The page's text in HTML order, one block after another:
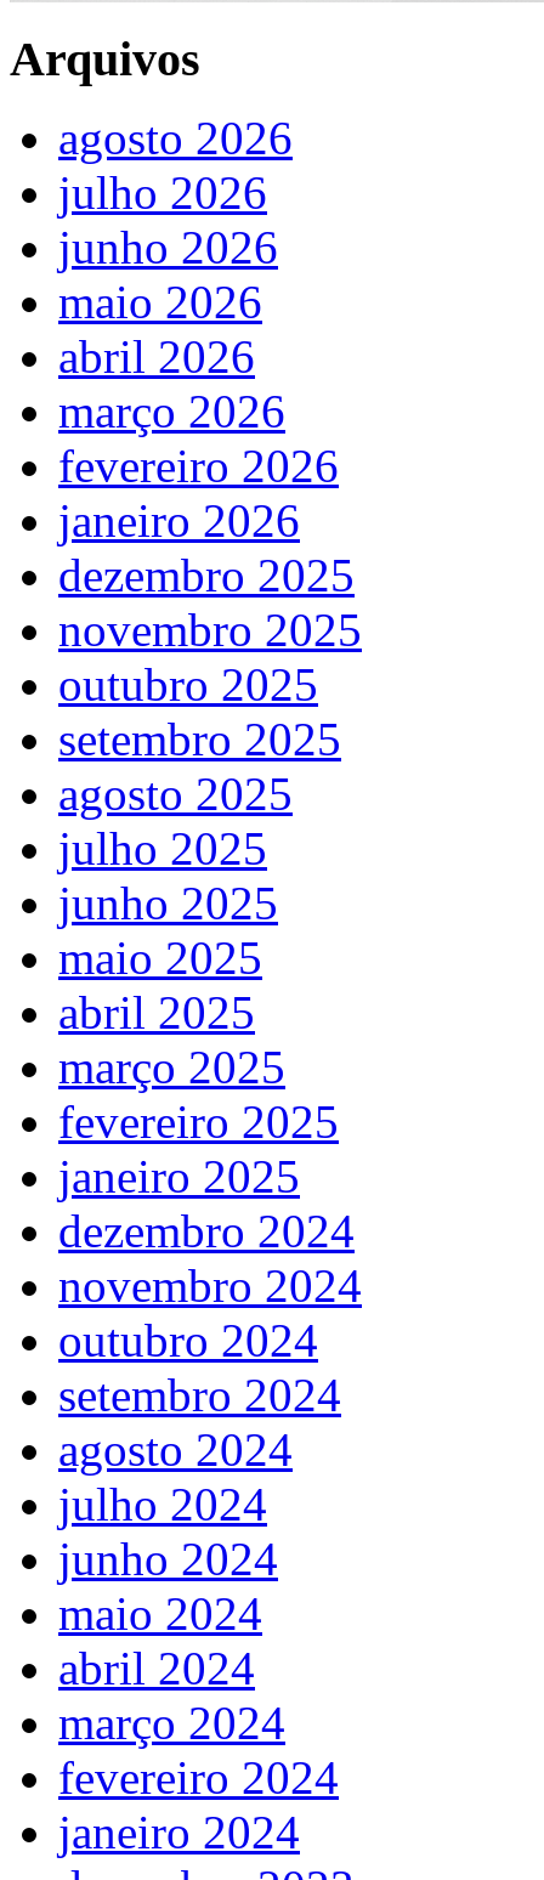
Arquivos
agosto 2026
julho 2026
junho 2026
maio 2026
abril 2026
março 2026
fevereiro 2026
janeiro 2026
dezembro 2025
novembro 2025
outubro 2025
setembro 2025
agosto 2025
julho 2025
junho 2025
maio 2025
abril 2025
março 2025
fevereiro 2025
janeiro 2025
dezembro 2024
novembro 2024
outubro 2024
setembro 2024
agosto 2024
julho 2024
junho 2024
maio 2024
abril 2024
março 2024
fevereiro 2024
janeiro 2024